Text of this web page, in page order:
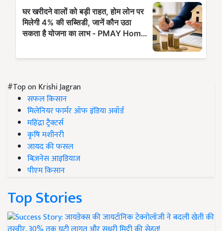
#Top on Krishi Jagran
सफल किसान
मिलेनियर फार्मर ऑफ इंडिया अवॉर्ड
महिंद्रा ट्रैक्टर्स
कृषि मशीनरी
जायद की फसल
बिज़नेस आइडियाज
पीएम किसान
Top Stories